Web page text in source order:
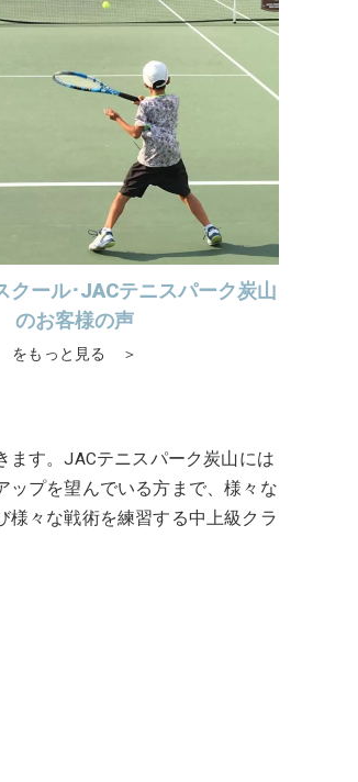
クール･JACテニスパーク炭山
のお客様の声
をもっと見る ＞
す。JACテニスパーク炭山には
ップを望んでいる方まで、様々な
様々な戦術を練習する中上級クラ